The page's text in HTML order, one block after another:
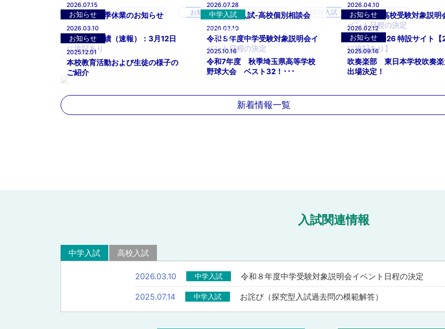
SCHOOL BLOG お知らせ 中学入試 高校入試 部活動
2026.07.15
事務室：夏季休業のお知らせ
2026.07.28
2027年度入試-高校個別相談会
2026.04.10
令和8年度高校受験対象説明
ベント日程の決定
お知らせ
2026.03.10
大学合格実績（速報）：3月12日
に追記あり
中学入試
2026.03.10
令和８年度中学受験対象説明会イ
ベント日程の決定
お知らせ
2026.02.12
未来TED2026 特設サイト
に追記あり】
お知らせ
2025.12.01
本校教育活動および生徒の様子の
ご紹介
SCHOOL
BLOG
2025.10.16
令和7年度 秋季埼玉県高等学校
野球大会 ベスト32！･･･
お知らせ
2025.09.16
吹奏楽部 東日本学校吹奏
出場決定！
新着情報一覧
入試関連情報
中学入試 高校入試
2026.03.10 中学入試 令和８年度中学受験対象説明会イベント日程の決定
2025.07.14 中学入試 お詫び（探究型入試過去問の模範解答）